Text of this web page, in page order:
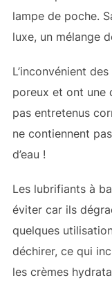
lampe de poche.
luxe, un mélange
L’inconvénient
poreux et ont une
pas entretenus
ne contiennent
d’eau !
Les lubrifiants à
éviter car ils
quelques
déchirer, ce qui
les crèmes